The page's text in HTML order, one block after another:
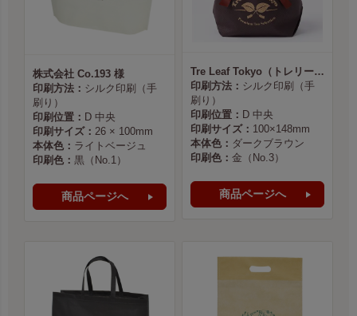
株式会社 Co.193 様
印刷方法： シルク印刷（手
刷り）
印刷位置： D 中央
印刷サイズ： 26 × 100mm
本体色： ライトベージュ
印刷色： 黒（No.1）
商品ページへ
Tre Leaf Tokyo（トレリーフ東京） 様
印刷方法： シルク印刷（手
刷り）
印刷位置： D 中央
印刷サイズ： 100×148mm
本体色： ダークブラウン
印刷色： 金（No.3）
商品ページへ